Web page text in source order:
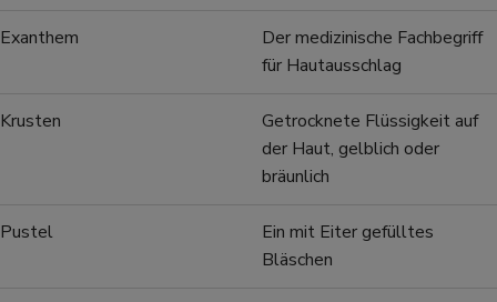
Exanthem
Der medizinische Fachbegriff
für Hautausschlag
Krusten
Getrocknete Flüssigkeit auf
der Haut, gelblich oder
bräunlich
Pustel
Ein mit Eiter gefülltes
Bläschen